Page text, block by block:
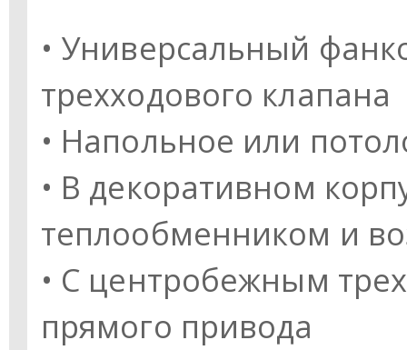
• Универсальный
трехходового клапана
• Напольное или
• В декоративном
теплообменником и
• С центробежным
прямого привода